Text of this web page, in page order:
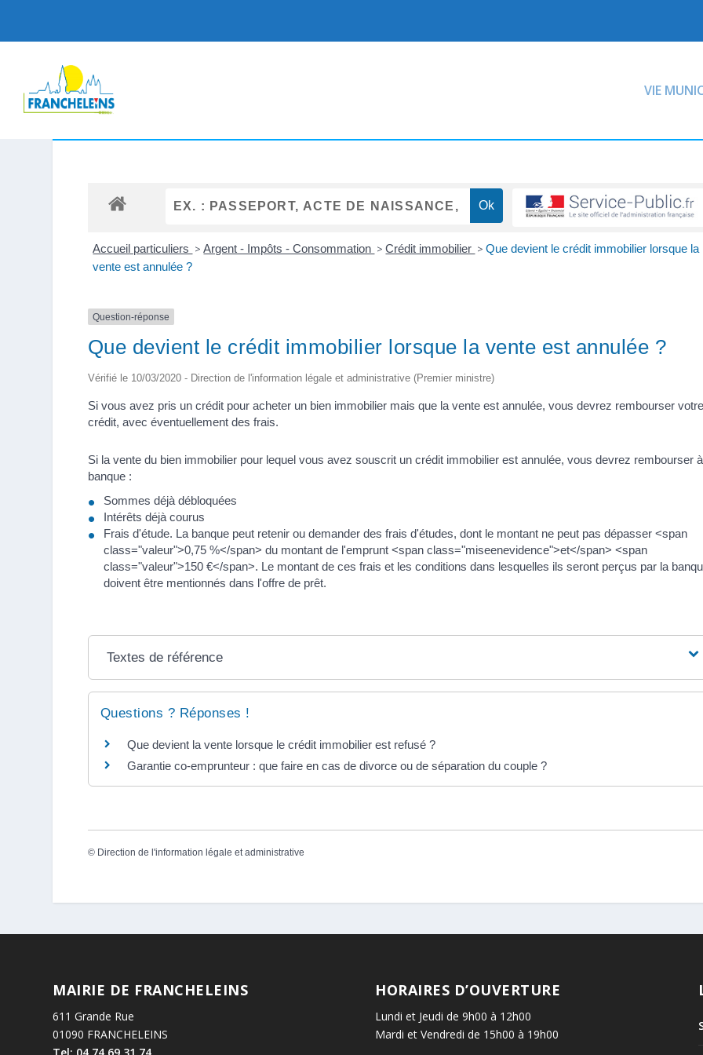
VIE
Accueil particuliers > Argent - Impôts - Consommation > Crédit immobilier > Que devient le crédit immobilier lorsque la
vente est annulée ?
Question-réponse
Que devient le crédit immobilier lorsque la vente est annulée ?
Vérifié le 10/03/2020 - Direction de l'information légale et administrative (Premier ministre)
Si vous avez pris un crédit pour acheter un bien immobilier mais que la vente est annulée, vous devrez rembourser votre
crédit, avec éventuellement des frais.
Si la vente du bien immobilier pour lequel vous avez souscrit un crédit immobilier est annulée, vous devrez rembourser
banque :
Sommes déjà débloquées
Intérêts déjà courus
Frais d'étude. La banque peut retenir ou demander des frais d'études, dont le montant ne peut pas dépasser <span
class="valeur">0,75 %</span> du montant de l'emprunt <span class="miseenevidence">et</span> <span
class="valeur">150 €</span>. Le montant de ces frais et les conditions dans lesquelles ils seront perçus par la
doivent être mentionnés dans l'offre de prêt.
Textes de référence
Questions ? Réponses !
Que devient la vente lorsque le crédit immobilier est refusé ?
Garantie co-emprunteur : que faire en cas de divorce ou de séparation du couple ?
© Direction de l'information légale et administrative
MAIRIE DE FRANCHELEINS
611 Grande Rue
01090 FRANCHELEINS
Tel: 04.74.69.31.74
HORAIRES D’OUVERTURE
Lundi et Jeudi de 9h00 à 12h00
Mardi et Vendredi de 15h00 à 19h00